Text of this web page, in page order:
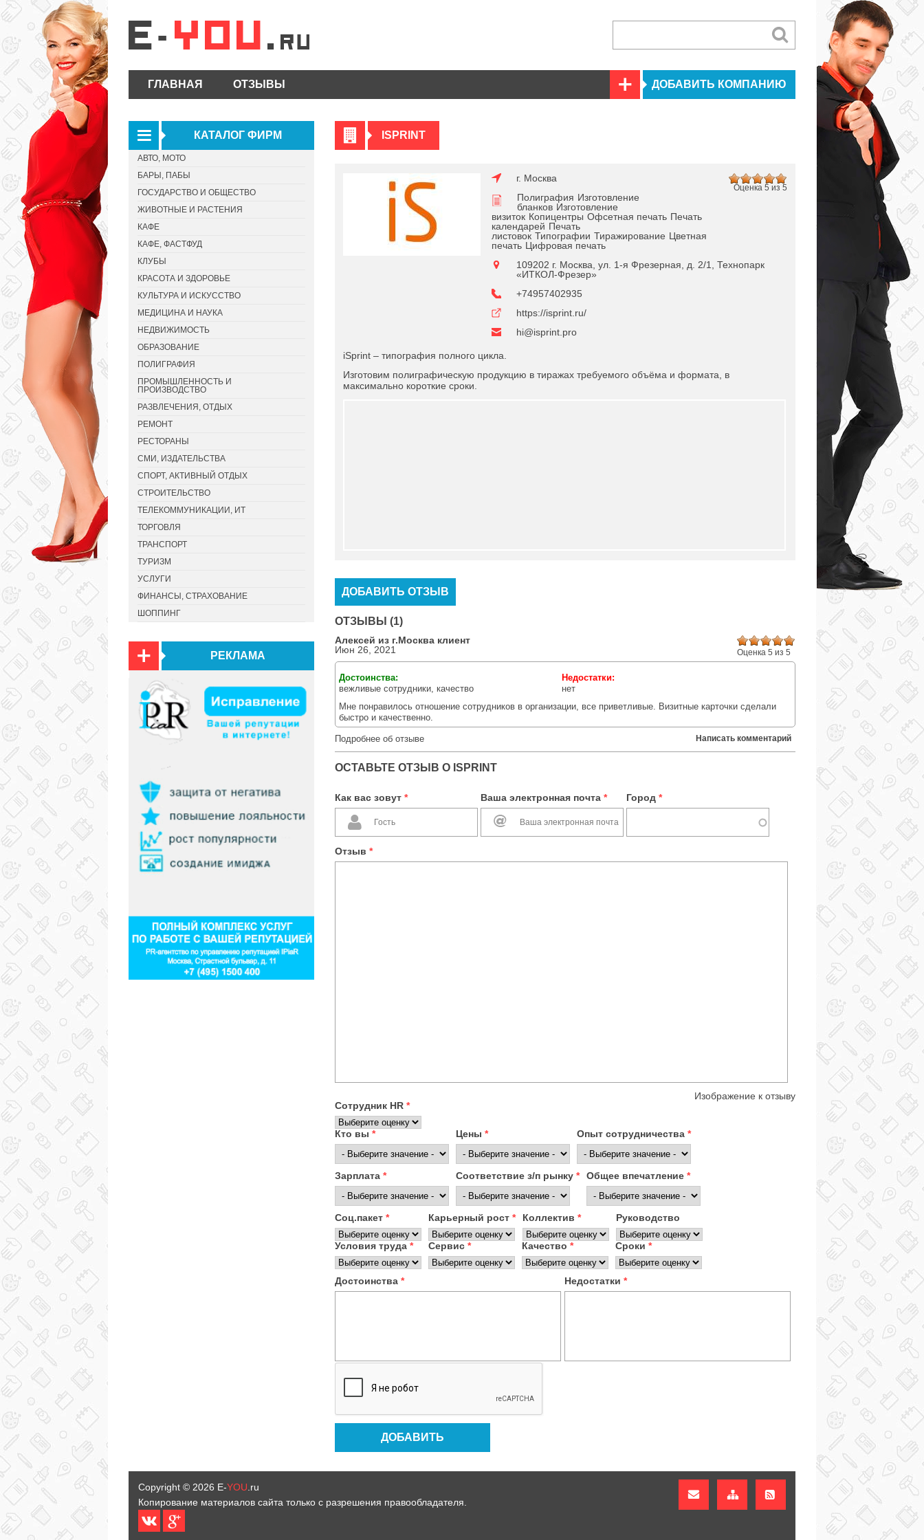
ГЛАВНАЯ ОТЗЫВЫ ДОБАВИТЬ КОМПАНИЮ
ISPRINT
Оценка 5 из 5
г. Москва
Полиграфия Изготовление
бланков Изготовление
визиток Копицентры Офсетная печать Печать
календарей Печать
листовок Типографии Тиражирование Цветная
печать Цифровая печать
109202 г. Москва, ул. 1-я Фрезерная, д. 2/1, Технопарк
«ИТКОЛ-Фрезер»
+74957402935
https://isprint.ru/
hi@isprint.pro
iSprint – типография полного цикла.
Изготовим полиграфическую продукцию в тиражах требуемого объёма и формата, в
максимально короткие сроки.
ДОБАВИТЬ ОТЗЫВ
ОТЗЫВЫ (1)
Оценка 5 из 5
Алексей из г.Москва клиент
Июн 26, 2021
Достоинства:
вежливые сотрудники, качество
Недостатки:
нет
Мне понравилось отношение сотрудников в организации, все приветливые. Визитные карточки сделали
быстро и качественно.
Подробнее об отзыве Написать комментарий
ОСТАВЬТЕ ОТЗЫВ О ISPRINT
Как вас зовут * Ваша электронная почта * Город *
Отзыв *
Изображение к отзыву
Сотрудник HR *
Кто вы * Цены * Опыт сотрудничества *
Зарплата * Соответствие з/п рынку * Общее впечатление *
Соц.пакет * Карьерный рост * Коллектив * Руководство
Условия труда * Сервис * Качество * Сроки *
Достоинства * Недостатки *
КАТАЛОГ ФИРМ
АВТО, МОТО
БАРЫ, ПАБЫ
ГОСУДАРСТВО И ОБЩЕСТВО
ЖИВОТНЫЕ И РАСТЕНИЯ
КАФЕ
КАФЕ, ФАСТФУД
КЛУБЫ
КРАСОТА И ЗДОРОВЬЕ
КУЛЬТУРА И ИСКУССТВО
МЕДИЦИНА И НАУКА
НЕДВИЖИМОСТЬ
ОБРАЗОВАНИЕ
ПОЛИГРАФИЯ
ПРОМЫШЛЕННОСТЬ И
ПРОИЗВОДСТВО
РАЗВЛЕЧЕНИЯ, ОТДЫХ
РЕМОНТ
РЕСТОРАНЫ
СМИ, ИЗДАТЕЛЬСТВА
СПОРТ, АКТИВНЫЙ ОТДЫХ
СТРОИТЕЛЬСТВО
ТЕЛЕКОММУНИКАЦИИ, ИТ
ТОРГОВЛЯ
ТРАНСПОРТ
ТУРИЗМ
УСЛУГИ
ФИНАНСЫ, СТРАХОВАНИЕ
ШОППИНГ
РЕКЛАМА
Copyright © 2026 E-YOU .ru
Копирование материалов сайта только с разрешения правообладателя.